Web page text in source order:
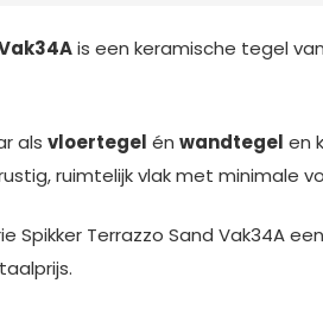
is een keramische tegel
als vloertegel én wandtegel en
ruimtelijk vlak met minimale
Spikker Terrazzo Sand Vak34A